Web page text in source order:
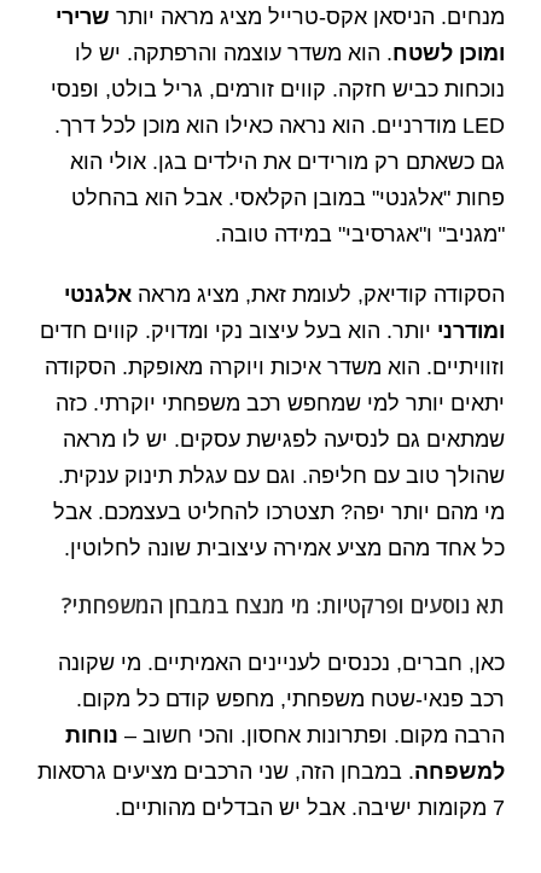
מנחים. הניסאן אקס-טרייל מציג מראה יותר שרירי
ומוכן לשטח. הוא משדר עוצמה והרפתקה. יש לו
נוכחות כביש חזקה. קווים זורמים, גריל בולט, ופנסי
LED מודרניים. הוא נראה כאילו הוא מוכן לכל דרך.
גם כשאתם רק מורידים את הילדים בגן. אולי הוא
פחות "אלגנטי" במובן הקלאסי. אבל הוא בהחלט
"מגניב" ו"אגרסיבי" במידה טובה.
הסקודה קודיאק, לעומת זאת, מציג מראה אלגנטי
ומודרני יותר. הוא בעל עיצוב נקי ומדויק. קווים חדים
וזוויתיים. הוא משדר איכות ויוקרה מאופקת. הסקודה
יתאים יותר למי שמחפש רכב משפחתי יוקרתי. כזה
שמתאים גם לנסיעה לפגישת עסקים. יש לו מראה
שהולך טוב עם חליפה. וגם עם עגלת תינוק ענקית.
מי מהם יותר יפה? תצטרכו להחליט בעצמכם. אבל
כל אחד מהם מציע אמירה עיצובית שונה לחלוטין.
תא נוסעים ופרקטיות: מי מנצח במבחן המשפחתי?
כאן, חברים, נכנסים לעניינים האמיתיים. מי שקונה
רכב פנאי-שטח משפחתי, מחפש קודם כל מקום.
הרבה מקום. ופתרונות אחסון. והכי חשוב – נוחות
למשפחה. במבחן הזה, שני הרכבים מציעים גרסאות
7 מקומות ישיבה. אבל יש הבדלים מהותיים.